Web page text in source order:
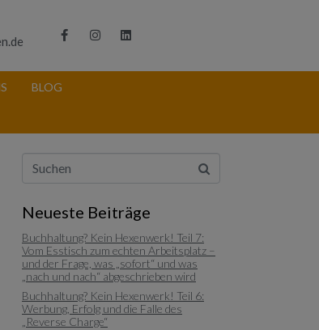
BLOG
Neueste Beiträge
Buchhaltung? Kein Hexenwerk! Teil 7:
Vom Esstisch zum echten Arbeitsplatz –
und der Frage, was „sofort“ und was
„nach und nach“ abgeschrieben wird
Buchhaltung? Kein Hexenwerk! Teil 6:
Werbung, Erfolg und die Falle des
„Reverse Charge“